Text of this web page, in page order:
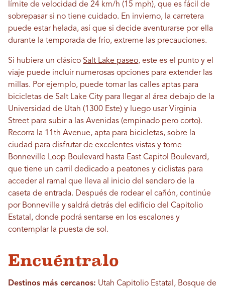
límite de velocidad de 24 km/h (15 mph), que es fácil de
sobrepasar si no tiene cuidado. En invierno, la carretera
puede estar helada, así que si decide aventurarse por ella
durante la temporada de frío, extreme las precauciones.
Si hubiera un clásico Salt Lake paseo, este es el punto y el
viaje puede incluir numerosas opciones para extender las
millas. Por ejemplo, puede tomar las calles aptas para
bicicletas de Salt Lake City para llegar al área debajo de la
Universidad de Utah (1300 Este) y luego usar Virginia
Street para subir a las Avenidas (empinado pero corto).
Recorra la 11th Avenue, apta para bicicletas, sobre la
ciudad para disfrutar de excelentes vistas y tome
Bonneville Loop Boulevard hasta East Capitol Boulevard,
que tiene un carril dedicado a peatones y ciclistas para
acceder al ramal que lleva al inicio del sendero de la
caseta de entrada. Después de rodear el cañón, continúe
por Bonneville y saldrá detrás del edificio del Capitolio
Estatal, donde podrá sentarse en los escalones y
contemplar la puesta de sol.
Encuéntralo
Destinos más cercanos: Utah Capitolio Estatal, Bosque de